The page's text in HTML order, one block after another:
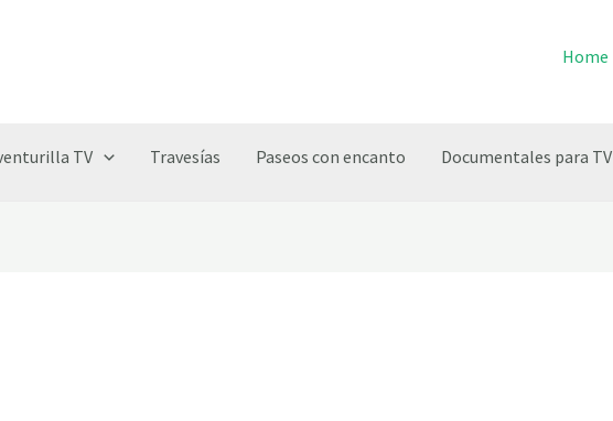
Home
TV Travesías Paseos con encanto Documentales para TV